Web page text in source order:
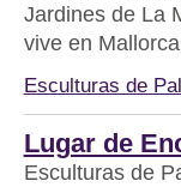
Jardines de La
vive en
Esculturas de
Lugar de
Esculturas de